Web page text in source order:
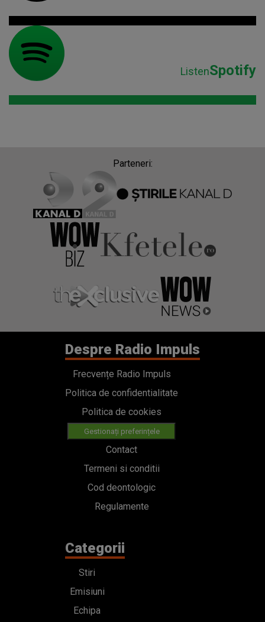
ListenSpotify
Parteneri:
Despre Radio Impuls
Frecvențe Radio Impuls
Politica de confidentialitate
Politica de cookies
Gestionați preferințele
Contact
Termeni si conditii
Cod deontologic
Regulamente
Categorii
Stiri
Emisiuni
Echipa